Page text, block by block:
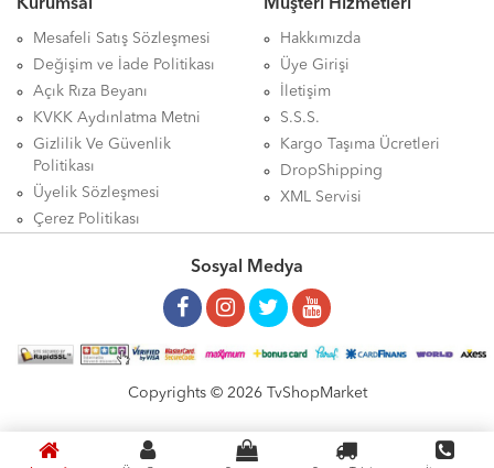
Kurumsal
Mesafeli Satış Sözleşmesi
Değişim ve İade Politikası
Açık Rıza Beyanı
KVKK Aydınlatma Metni
Gizlilik Ve Güvenlik
Politikası
Üyelik Sözleşmesi
Çerez Politikası
Müşteri Hizmetleri
Hakkımızda
Üye Girişi
İletişim
S.S.S.
Kargo Taşıma Ücretleri
DropShipping
XML Servisi
Sosyal Medya
Copyrights © 2026 TvShopMarket